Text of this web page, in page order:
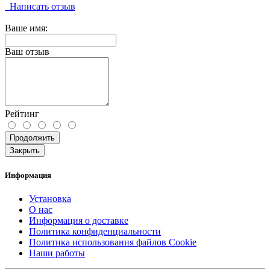
Написать отзыв
Ваше имя:
Ваш отзыв
Рейтинг
Продолжить
Закрыть
Информация
Установка
О нас
Информация о доставке
Политика конфиденциальности
Политика использования файлов Cookie
Наши работы